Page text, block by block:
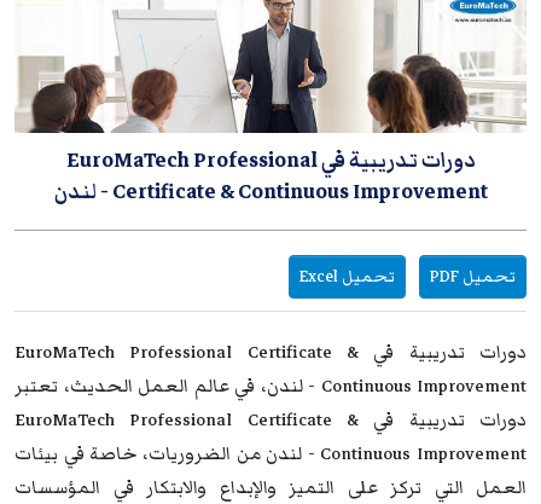
دورات تدريبية في EuroMaTech Professional
Certificate & Continuous Improvement- لندن
تحميل PDF تحميل Excel
دورات تدريبية في EuroMaTech Professional Certificate &
Continuous Improvement - لندن، في عالم العمل الحديث، تعتبر
دورات تدريبية في EuroMaTech Professional Certificate &
Continuous Improvement - لندن من الضروريات، خاصة في بيئات
العمل التي تركز على التميز والإبداع والابتكار في المؤسسات